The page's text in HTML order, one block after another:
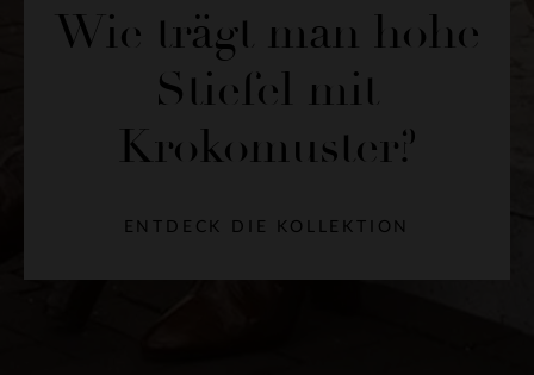
Wie trägt man hohe
Stiefel mit
Krokomuster?
ENTDECK DIE KOLLEKTION